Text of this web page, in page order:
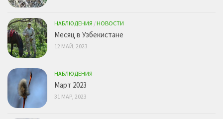
НАБЛЮДЕНИЯ /НОВОСТИ
Месяц в Узбекистане
12 МАЙ, 2023
НАБЛЮДЕНИЯ
Март 2023
31 МАР, 2023